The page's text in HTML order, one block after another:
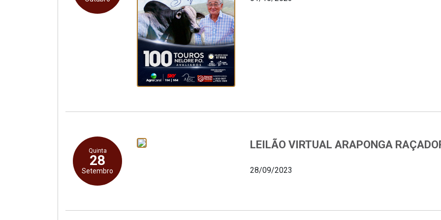
Quinta
28
Setembro
LEILÃO VIRTUAL ARAPONGA
28/09/2023